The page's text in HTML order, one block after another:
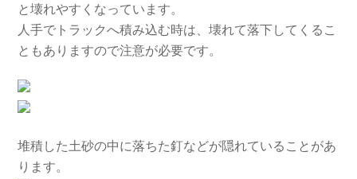
と壊れやすくなっています。
人手でトラックへ積み込む時は、壊れて落下してくるこ
ともありますので注意が必要です。
堆積した土砂の中に落ちた釘などが隠れていることがあ
ります。